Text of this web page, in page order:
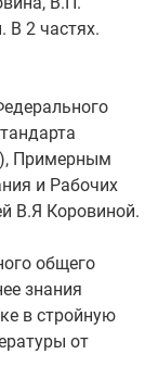
В 2 частях.
Примерным
и Рабочих
В.Я Коровиной.
общего
знания
в стройную
от